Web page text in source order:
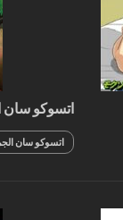
اتسوكو سان
اتسوكو سان
انتظارك الجزء 4